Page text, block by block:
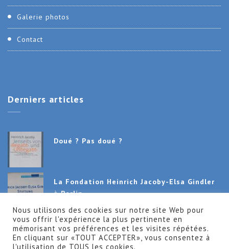
Galerie photos
Contact
Derniers articles
Doué ? Pas doué ?
La Fondation Heinrich Jacoby-Elsa Gindler
à Berlin
Séminaire International en Gymnastique
Holistique 2019
Nous utilisons des cookies sur notre site Web pour
vous offrir l'expérience la plus pertinente en
mémorisant vos préférences et les visites répétées.
En cliquant sur «TOUT ACCEPTER», vous consentez à
l'utilisation de TOUS les cookies.